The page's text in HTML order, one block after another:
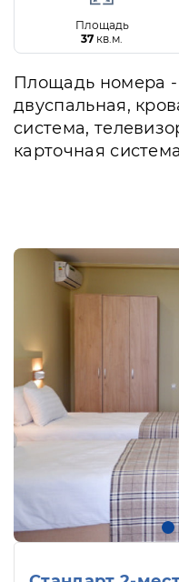
Площадь
37 кв.м.
Площадь номера -
двуспальная,
система,
карточная